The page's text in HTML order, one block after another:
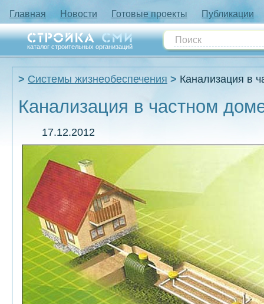
Главная Новости Готовые проекты Публикации
каталог строительных организаций
Системы жизнеобеспечения Канализация в
Канализация в частном
17.12.2012